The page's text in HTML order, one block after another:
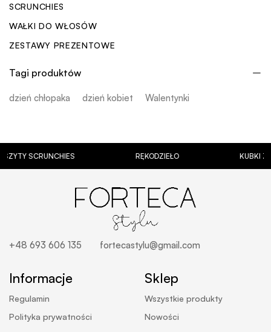
SCRUNCHIES
WAŁKI DO WŁOSÓW
ZESTAWY PREZENTOWE
Tagi produktów
dzień chłopaka dzień kobiet Walentynki
SCRUNCHIES RĘKODZIEŁO KUBKI Z
+48 693 606 135 fortecastylu@gmail.com
Informacje
Regulamin
Polityka prywatności
Sklep
Wszystkie produkty
Nowości